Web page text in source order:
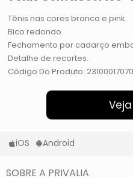
Tênis nas cores branca e pink.
Bico redondo.
Fechamento por cadarço
Detalhe de recortes.
Código Do Produto:
iOS Android
SOBRE A PRIVALIA